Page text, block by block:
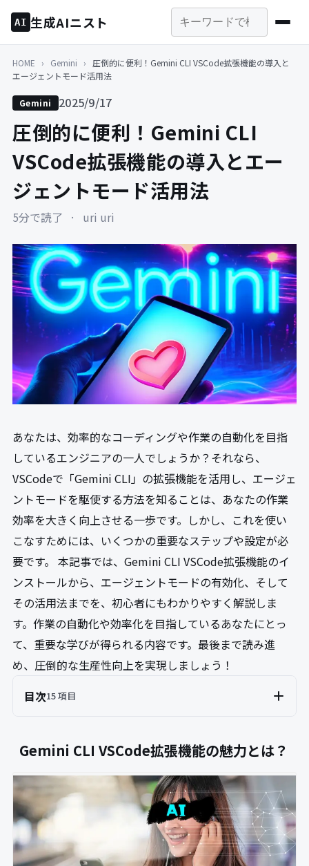
AI 生成AIニスト
HOME › Gemini ›
圧倒的に便利！Gemini CLI VSCode拡張機能の導入と
エージェントモード活用法
Gemini 2025/9/17
圧倒的に便利！Gemini CLI
VSCode拡張機能の導入とエー
ジェントモード活用法
5分で読了 · uri uri
あなたは、効率的なコーディングや作業の自動化を目指
しているエンジニアの一人でしょうか？それなら、
VSCodeで「Gemini CLI」の拡張機能を活用し、エージェ
ントモードを駆使する方法を知ることは、あなたの作業
効率を大きく向上させる一歩です。しかし、これを使い
こなすためには、いくつかの重要なステップや設定が必
要です。 本記事では、Gemini CLI VSCode拡張機能のイ
ンストールから、エージェントモードの有効化、そして
その活用法までを、初心者にもわかりやすく解説しま
す。作業の自動化や効率化を目指しているあなたにとっ
て、重要な学びが得られる内容です。最後まで読み進
め、圧倒的な生産性向上を実現しましょう！
目次15 項目
Gemini CLI VSCode拡張機能の魅力とは？